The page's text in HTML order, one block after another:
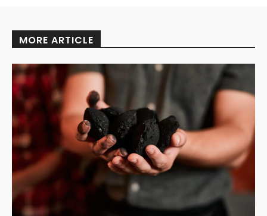
MORE ARTICLE